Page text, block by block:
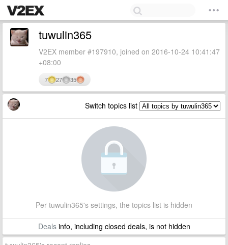
tuwulin365
V2EX member #197910, joined on 2016-10-24 10:41:47
+08:00
7 27 35
Switch topics list
Per tuwulin365's settings, the topics list is hidden
Dealsinfo, including closed deals, is not hidden